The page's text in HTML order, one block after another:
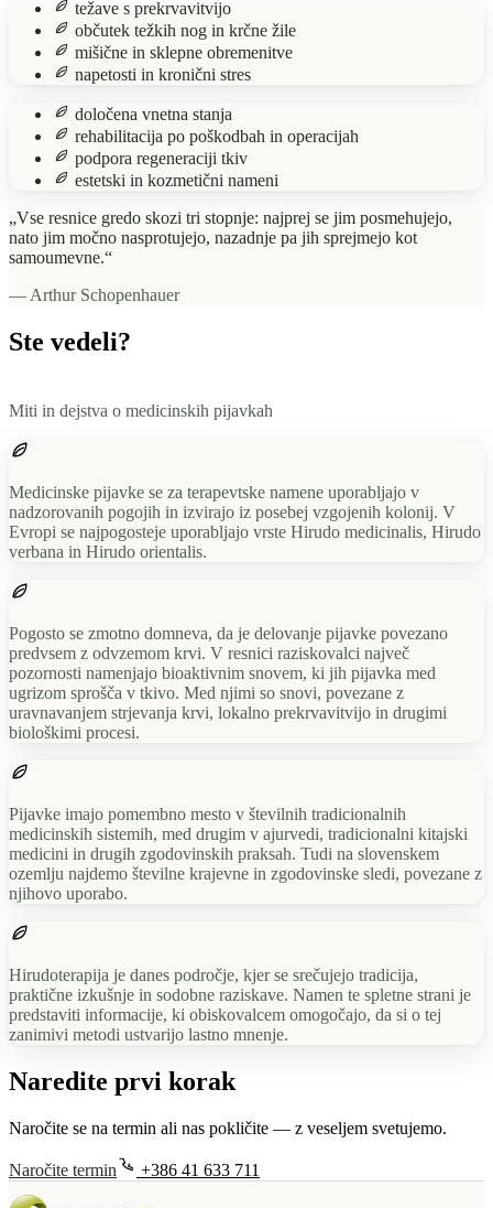
težave s prekrvavitvijo
občutek težkih nog in krčne žile
mišične in sklepne obremenitve
napetosti in kronični stres
določena vnetna stanja
rehabilitacija po poškodbah in operacijah
podpora regeneraciji tkiv
estetski in kozmetični nameni
„Vse resnice gredo skozi tri stopnje: najprej se jim posmehujejo,
nato jim močno nasprotujejo, nazadnje pa jih sprejmejo kot
samoumevne.“
— Arthur Schopenhauer
Ste vedeli?
Miti in dejstva o medicinskih pijavkah
Medicinske pijavke se za terapevtske namene uporabljajo v
nadzorovanih pogojih in izvirajo iz posebej vzgojenih kolonij. V
Evropi se najpogosteje uporabljajo vrste Hirudo medicinalis, Hirudo
verbana in Hirudo orientalis.
Pogosto se zmotno domneva, da je delovanje pijavke povezano
predvsem z odvzemom krvi. V resnici raziskovalci največ
pozornosti namenjajo bioaktivnim snovem, ki jih pijavka med
ugrizom sprošča v tkivo. Med njimi so snovi, povezane z
uravnavanjem strjevanja krvi, lokalno prekrvavitvijo in drugimi
biološkimi procesi.
Pijavke imajo pomembno mesto v številnih tradicionalnih
medicinskih sistemih, med drugim v ajurvedi, tradicionalni kitajski
medicini in drugih zgodovinskih praksah. Tudi na slovenskem
ozemlju najdemo številne krajevne in zgodovinske sledi, povezane z
njihovo uporabo.
Hirudoterapija je danes področje, kjer se srečujejo tradicija,
praktične izkušnje in sodobne raziskave. Namen te spletne strani je
predstaviti informacije, ki obiskovalcem omogočajo, da si o tej
zanimivi metodi ustvarijo lastno mnenje.
Naredite prvi korak
Naročite se na termin ali nas pokličite — z veseljem svetujemo.
Naročite termin +386 41 633 711